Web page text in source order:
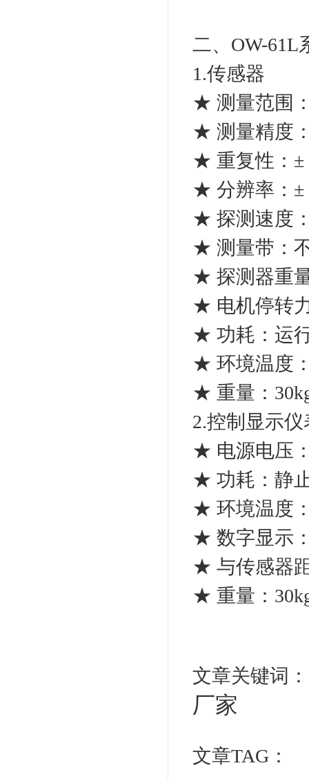
二、OW-61L
1.传感器
★ 测量范围
★ 测量精度
★ 重复性：±
★ 分辨率：±
★ 探测速度
★ 测量带：
★ 探测器重
★ 电机停转
★ 功耗：运
★ 环境温度
★ 重量：
2.控制显示仪
★ 电源电压：
★ 功耗：静
★ 环境温度
★ 数字显示
★ 与传感器
★ 重量：
文章关键词
厂家
文章TAG：